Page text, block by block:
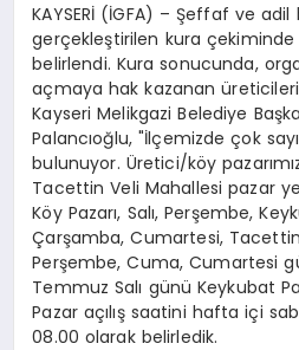
KAYSERİ (İGFA) – Şeffaf ve adil
gerçekleştirilen kura
belirlendi. Kura sonucunda,
açmaya hak kazanan
Kayseri Melikgazi Belediye
Palancıoğlu, "İlçemizde çok
bulunuyor. Üretici/köy
Tacettin Veli Mahallesi pazar
Köy Pazarı, Salı, Perşembe,
Çarşamba, Cumartesi, Tacettin
Perşembe, Cuma, Cumartesi
Temmuz Salı günü Keykubat
Pazar açılış saatini hafta içi
08.00 olarak belirledik.